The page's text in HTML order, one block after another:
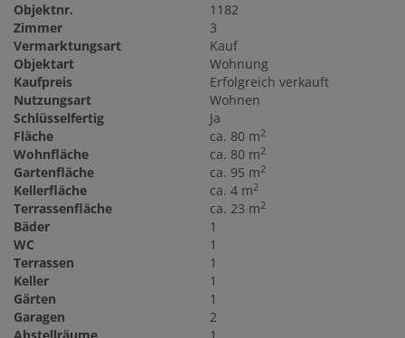
Objektnr.
1182
Zimmer
3
Vermarktungsart
Kauf
Objektart
Wohnung
Kaufpreis
Erfolgreich verkauft
Nutzungsart
Wohnen
Schlüsselfertig
Ja
Fläche
ca. 80 m2
Wohnfläche ca. 80 m2
Gartenfläche ca. 95 m2
Kellerfläche ca. 4 m2
Terrassenfläche ca. 23 m2
Bäder
1
WC
1
Terrassen
1
Keller
1
Gärten
1
Garagen
2